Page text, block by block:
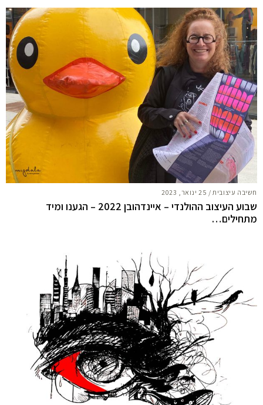
חשיבה עיצובית/ 25 ינואר, 2023
שבוע העיצוב ההולנדי – איינדהובן 2022 – הגענו ומיד
מתחילים…